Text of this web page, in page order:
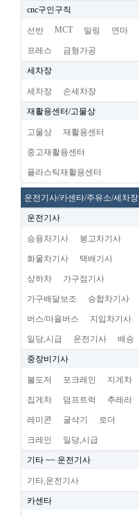
cnc구인구직
선반 MCT 밀링 연마
프레스 금형가공
세차장
세차장 손세차장
재활용센터/고물상
고물상 재활용센터
중고재활용센터
플라스틱재활용센터
운전기사/카센타/주유소/세차장
운전기사
승용차기사 봉고차기사
화물차기사 택배기사
상하차 가구점기사
가구배달보조 승합차기사
버스/마을버스 지입차기사
일당,시급 운전기사 배송
중장비기사
불도저 포크레인 지게차
집게차 덤프트럭 추레라
레미콘 굴삭기 로더
크레인 일당,시급
기타 ~~ 운전기사
기타,운전기사
카센타